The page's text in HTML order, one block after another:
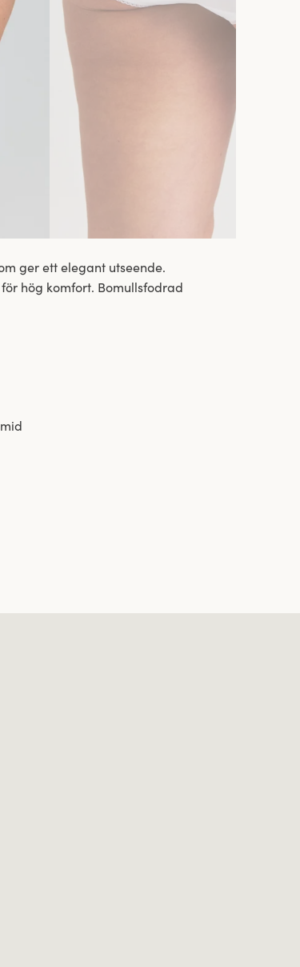
ger ett elegant utseende.
hög komfort. Bomullsfodrad